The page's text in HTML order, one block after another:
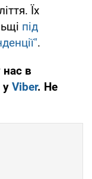
Їх
під
.
нас в
у Viber. Не